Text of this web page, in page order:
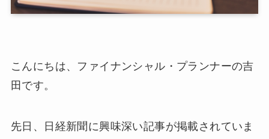
こんにちは、ファイナンシャル・プランナーの吉
田です。
先日、日経新聞に興味深い記事が掲載されていま